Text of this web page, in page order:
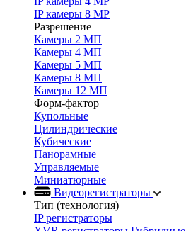
IP камеры 8 MP
Разрешение
Камеры 2 МП
Камеры 4 МП
Камеры 5 МП
Камеры 8 МП
Камеры 12 МП
Форм-фактор
Купольные
Цилиндрические
Кубические
Панорамные
Управляемые
Миниатюрные
Видеорегистраторы
Тип (технология)
IP регистраторы